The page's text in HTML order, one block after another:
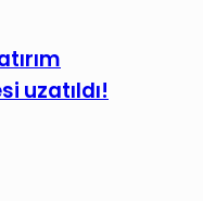
uzatıldı!